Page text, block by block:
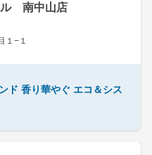
ル 南中山店
１−１
ド 香り華やぐ エコ＆シス